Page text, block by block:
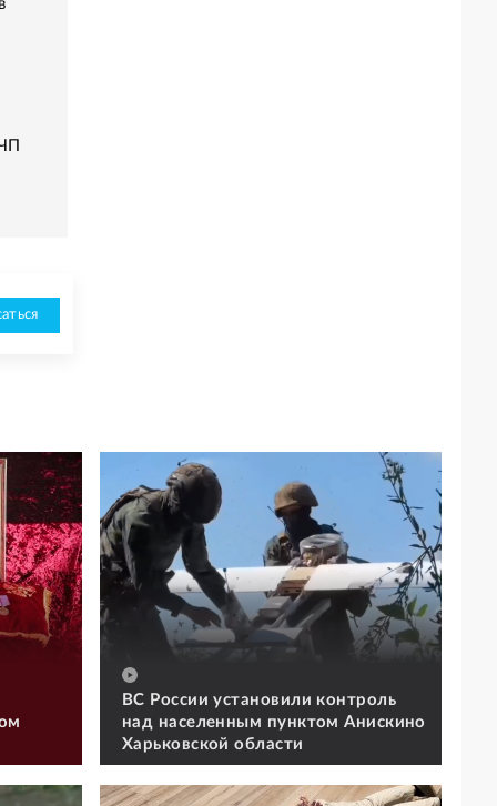
ВС России установили контроль
над населенным пунктом Анискино
Харьковской области